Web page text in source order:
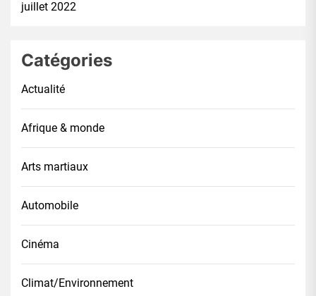
juillet 2022
Catégories
Actualité
Afrique & monde
Arts martiaux
Automobile
Cinéma
Climat/Environnement